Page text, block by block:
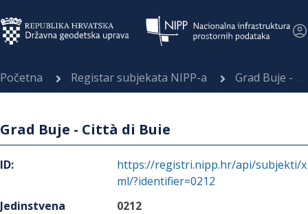
Početna Registar subjekata NIPP-a Grad Buje - Città di Buie
Grad Buje - Città di Buie
ID:
https://registri.nipp.hr/api/subjekti/x
ml/?identifier=0212
Jedinstvena
0212